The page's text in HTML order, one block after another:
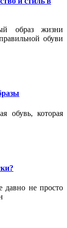
образ жизни
обуви
обувь, которая
давно не просто